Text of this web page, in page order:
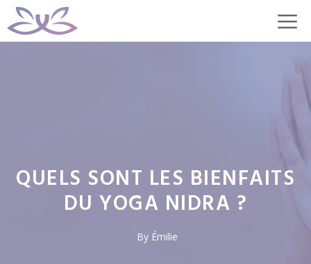
Aller
au
QUELS SONT LES BIENFAITS
DU YOGA NIDRA ?
By Émilie